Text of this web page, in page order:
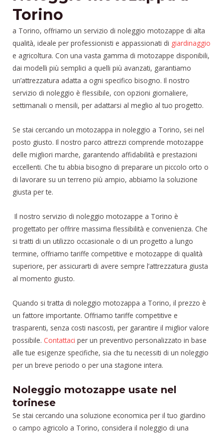
Torino
a Torino, offriamo un servizio di noleggio motozappe di alta
qualità, ideale per professionisti e appassionati di giardinaggio
e agricoltura. Con una vasta gamma di motozappe disponibili,
dai modelli più semplici a quelli più avanzati, garantiamo
un’attrezzatura adatta a ogni specifico bisogno. Il nostro
servizio di noleggio è flessibile, con opzioni giornaliere,
settimanali o mensili, per adattarsi al meglio al tuo progetto.
Se stai cercando un motozappa in noleggio a Torino, sei nel
posto giusto. Il nostro parco attrezzi comprende motozappe
delle migliori marche, garantendo affidabilità e prestazioni
eccellenti. Che tu abbia bisogno di preparare un piccolo orto o
di lavorare su un terreno più ampio, abbiamo la soluzione
giusta per te.
Il nostro servizio di noleggio motozappe a Torino è
progettato per offrire massima flessibilità e convenienza. Che
si tratti di un utilizzo occasionale o di un progetto a lungo
termine, offriamo tariffe competitive e motozappe di qualità
superiore, per assicurarti di avere sempre l’attrezzatura giusta
al momento giusto.
Quando si tratta di noleggio motozappa a Torino, il prezzo è
un fattore importante. Offriamo tariffe competitive e
trasparenti, senza costi nascosti, per garantire il miglior valore
possibile. Contattaci per un preventivo personalizzato in base
alle tue esigenze specifiche, sia che tu necessiti di un noleggio
per un breve periodo o per una stagione intera.
Noleggio motozappe usate nel
torinese
Se stai cercando una soluzione economica per il tuo giardino
o campo agricolo a Torino, considera il noleggio di una